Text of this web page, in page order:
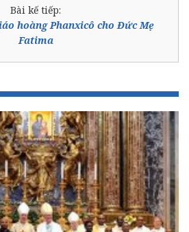
Bài kế tiếp:
hoàng Phanxicô cho Đức Mẹ
Fatima